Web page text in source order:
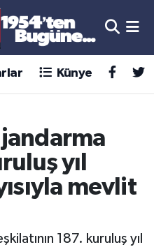
Künye
yıl
mevlit
187. kuruluş yıl